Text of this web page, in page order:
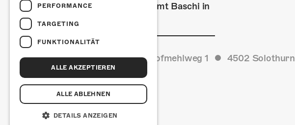
Am Freitag, 29. Januar 2027 kommt Baschi in
die Kulturfabrik Kofmehl!
Kulturfabrik Kofmehl Kofmehlweg 1 4502 Solothurn
PERFORMANCE
TARGETING
FUNKTIONALITÄT
ALLE AKZEPTIEREN
ALLE ABLEHNEN
DETAILS ANZEIGEN